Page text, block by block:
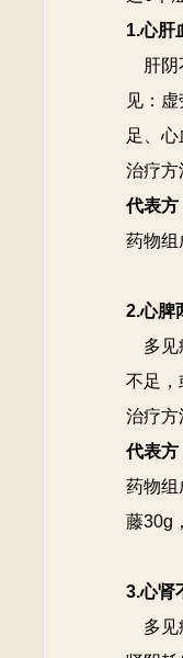
1.心肝
肝阴
见：
足、
治疗
代表方
药物组
2.心脾
多见
不足，
治疗方
代表方
药物组
藤30g
3.心肾
多见